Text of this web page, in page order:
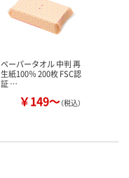
ペーパータオル 中判 再
生紙100％ 200枚 FSC認
証 …
￥149～（税込）